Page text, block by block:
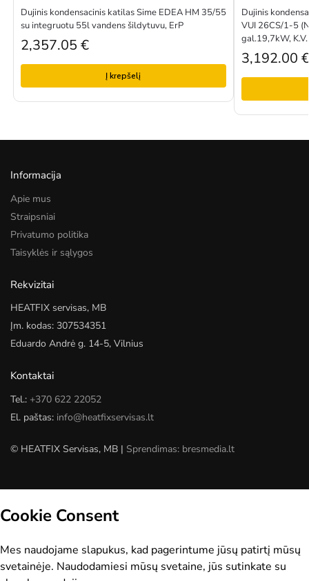
Dujinis kondensacinis katilas Sime EDEA HM 35/55
su integruotu 55l vandens šildytuvu, ErP
2,357.05 €
Į krepšelį
Dujinis
VUI 26CS/1-5
gal.19,7kW,
3,192.00 €
Informacija
Apie mus
Straipsniai
Privatumo politika
Taisyklės ir sąlygos
Rekvizitai
HEATFIX servisas, MB
Įm. kodas: 307534351
Eduardo Andrė g. 14-5, Vilnius
Kontaktai
Tel.: +370 622 22052
El. paštas: info@heatfixservisas.lt
© HEATFIX Servisas, MB | Sprendimas: bresmedia.lt